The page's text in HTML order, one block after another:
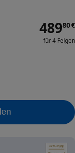
48980€
für 4 Felgen